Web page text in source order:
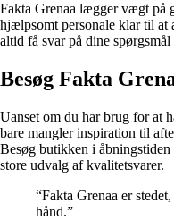
Fakta Grenaa lægger vægt på
hjælpsomt personale klar til at
altid få svar på dine
Besøg Fakta
Uanset om du har brug for at
bare mangler inspiration til
Besøg butikken i
store udvalg af kvalitetsvarer.
“Fakta Grenaa er
hånd.”